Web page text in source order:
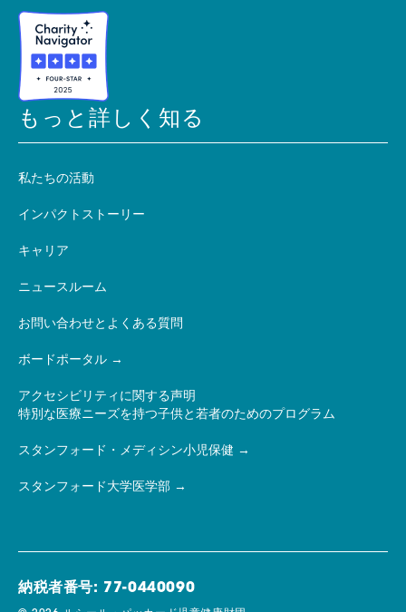
もっと詳しく知る
私たちの活動
インパクトストーリー
キャリア
ニュースルーム
お問い合わせとよくある質問
ボードポータル
アクセシビリティに関する声明
特別な医療ニーズを持つ子供と若者のためのプログラム
スタンフォード・メディシン小児保健
スタンフォード大学医学部
納税者番号: 77-0440090